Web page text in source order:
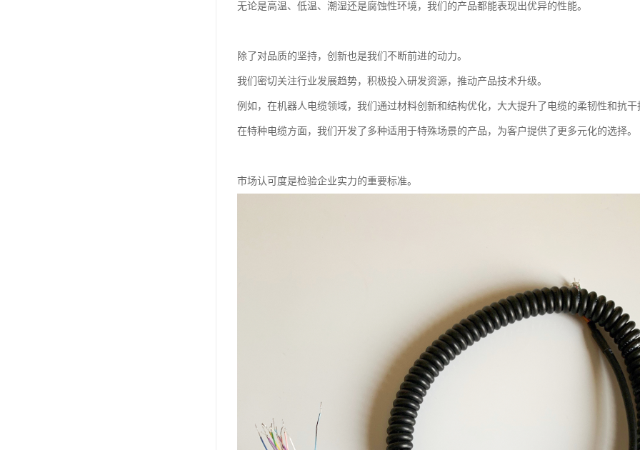
无论是高温、低温、潮湿还是腐蚀性环境，我们的产品都能表现出优异的性能。
除了对品质的坚持，创新也是我们不断前进的动力。
我们密切关注行业发展趋势，积极投入研发资源，推动产品技术升级。
例如，在机器人电缆领域，我们通过材料创新和结构优化，大大提升了电缆的柔韧性和抗
在特种电缆方面，我们开发了多种适用于特殊场景的产品，为客户提供了更多元化的选择。
市场认可度是检验企业实力的重要标准。